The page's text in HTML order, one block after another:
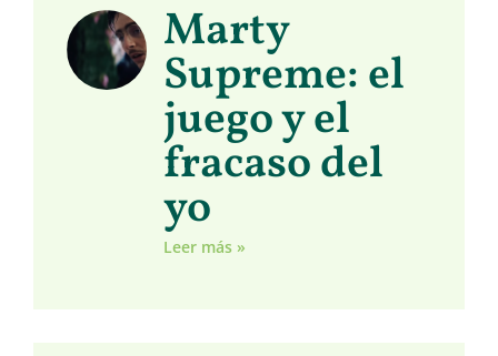
Marty
Supreme: el
juego y el
fracaso del
yo
Leer más »